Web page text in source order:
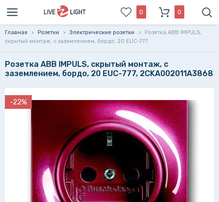
0 0
Главная > Розетки > Электрические розетки >
Розетка ABB IMPULS,
скрытый монтаж, с заземлением, бордо, 20 EUC-777
Розетка ABB IMPULS, скрытый монтаж, с
заземлением, бордо, 20 EUC-777, 2CKA002011A3868
-22%